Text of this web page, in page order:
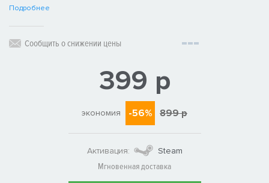
Подробнее
Сообщить о снижении цены
399 р
экономия -56% 899 р
Активация:
Steam
Мгновенная доставка